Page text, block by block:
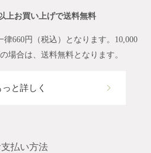
上お買い上げで送料無料
660円（税込）となります。10,000
場合は、送料無料となります。
っと詳しく
支払い方法